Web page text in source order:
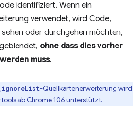
identifiziert. Wenn ein
verwendet, wird Code,
oder durchgehen möchten,
ohne dass dies vorher
muss.
-Quellkartenerweiterung wird
ab Chrome 106 unterstützt.